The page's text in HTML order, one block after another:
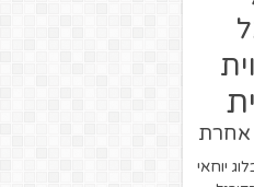
אחרת
יוחאי